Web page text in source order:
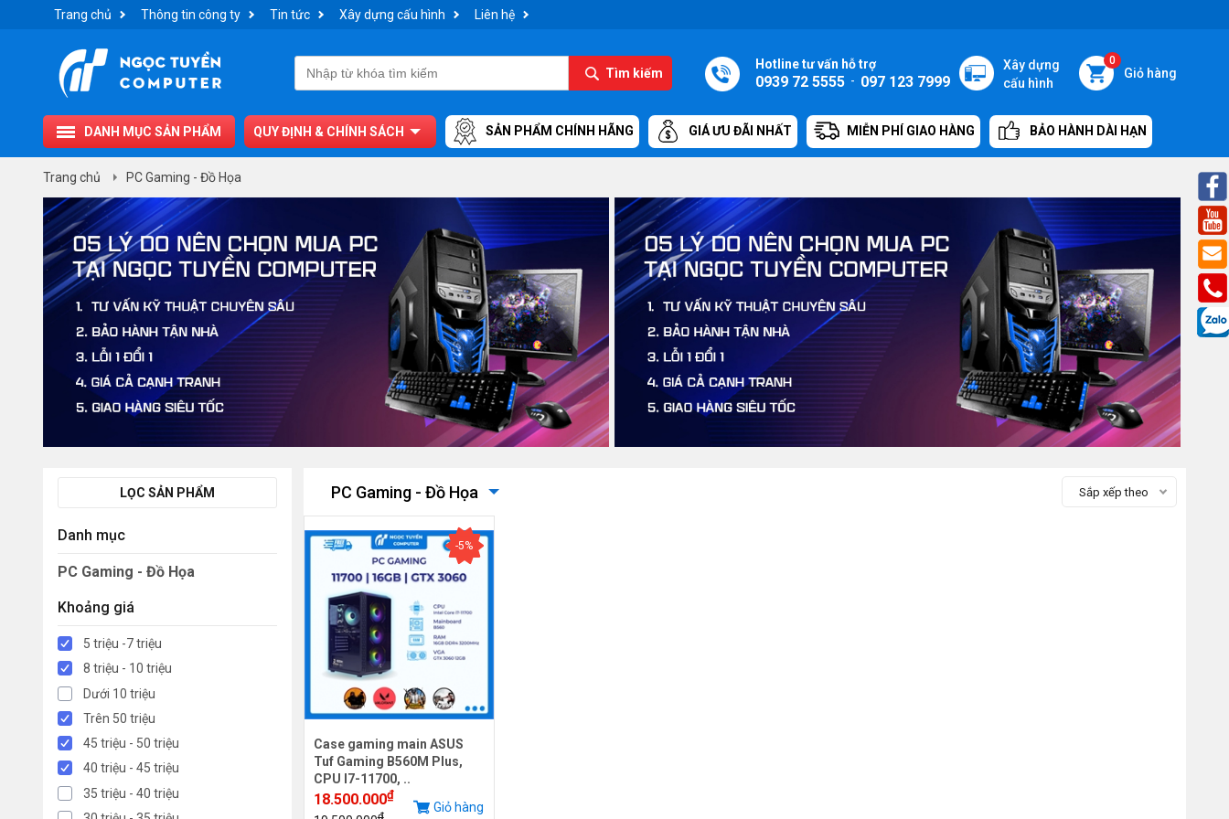
Trang chủ Thông tin công ty Tin tức Xây dựng cấu hình Liên hệ
Tìm kiếm
0
Giỏ hàng
Xây dựng
cấu hình
Hotline tư vấn hỗ trợ
0939 72 5555 - 097 123 7999
DANH MỤC SẢN PHẨM QUY ĐỊNH & CHÍNH SÁCH SẢN PHẨM CHÍNH HÃNG GIÁ ƯU ĐÃI NHẤT MIỄN PHÍ GIAO HÀNG BẢO HÀNH DÀI HẠN
Trang chủ PC Gaming - Đồ Họa
LỌC SẢN PHẨM
Danh mục
PC Gaming - Đồ Họa
Khoảng giá
5 triệu -7 triệu
8 triệu - 10 triệu
Dưới 10 triệu
Trên 50 triệu
45 triệu - 50 triệu
40 triệu - 45 triệu
35 triệu - 40 triệu
PC Gaming - Đồ Họa Sắp xếp theo
-5%
Case gaming main ASUS
Tuf Gaming B560M Plus,
CPU I7-11700, ..
18.500.000₫
₫
Giỏ hàng